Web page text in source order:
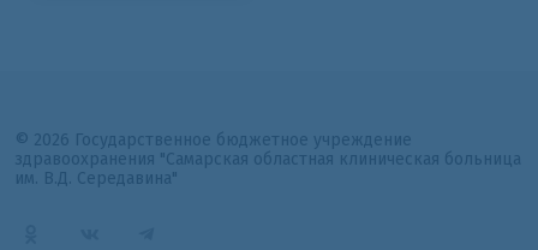
© 2026 Государственное бюджетное учреждение
здравоохранения "Самарская областная клиническая больница
им. В.Д. Середавина"